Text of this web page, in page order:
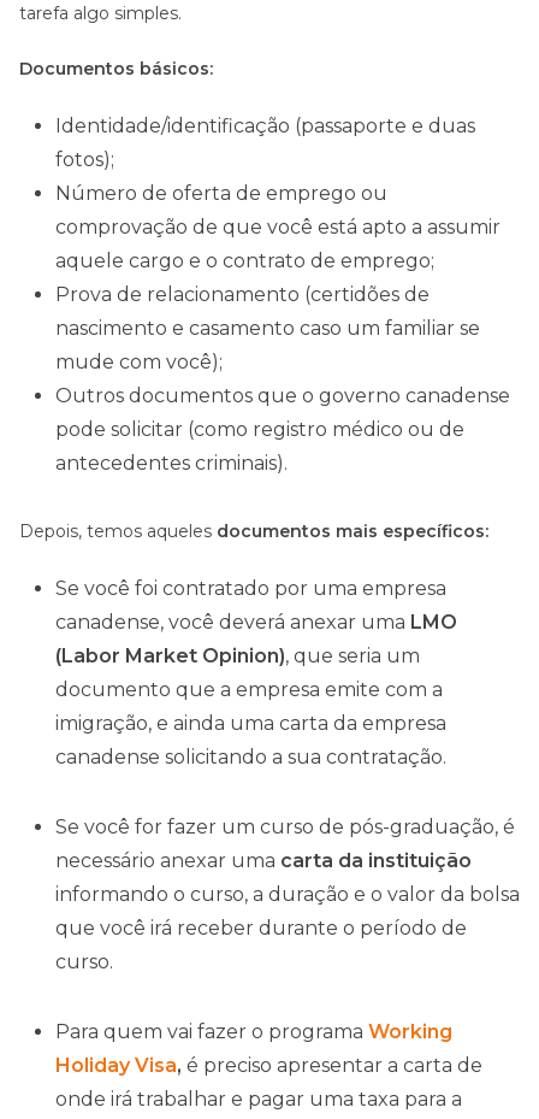
tarefa algo simples.
Documentos básicos:
Identidade/identificação (passaporte e duas
fotos);
Número de oferta de emprego ou
comprovação de que você está apto a assumir
aquele cargo e o contrato de emprego;
Prova de relacionamento (certidões de
nascimento e casamento caso um familiar se
mude com você);
Outros documentos que o governo canadense
pode solicitar (como registro médico ou de
antecedentes criminais).
Depois, temos aqueles documentos mais específicos:
Se você foi contratado por uma empresa
canadense, você deverá anexar uma LMO
(Labor Market Opinion), que seria um
documento que a empresa emite com a
imigração, e ainda uma carta da empresa
canadense solicitando a sua contratação.
Se você for fazer um curso de pós-graduação, é
necessário anexar uma carta da instituição
informando o curso, a duração e o valor da bolsa
que você irá receber durante o período de
curso.
Para quem vai fazer o programa Working
Holiday Visa, é preciso apresentar a carta de
onde irá trabalhar e pagar uma taxa para a